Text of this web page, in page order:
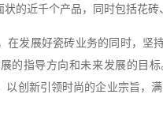
的近千个产品，同时包括花砖
在发展好瓷砖业务的同时，坚
的指导方向和未来发展的目
创新引领时尚的企业宗旨，